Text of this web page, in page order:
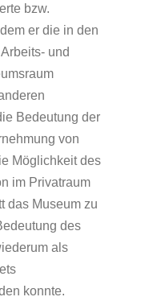
bzw.
er die in den
und
Bedeutung der
von
Möglichkeit des
im Privatraum
das Museum zu
des
als
konnte.